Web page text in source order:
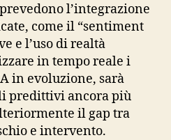
l’integrazione
come il “sentiment
e l’uso di realtà
in tempo reale i
in evoluzione, sarà
predittivi ancora più
il gap tra
e intervento.